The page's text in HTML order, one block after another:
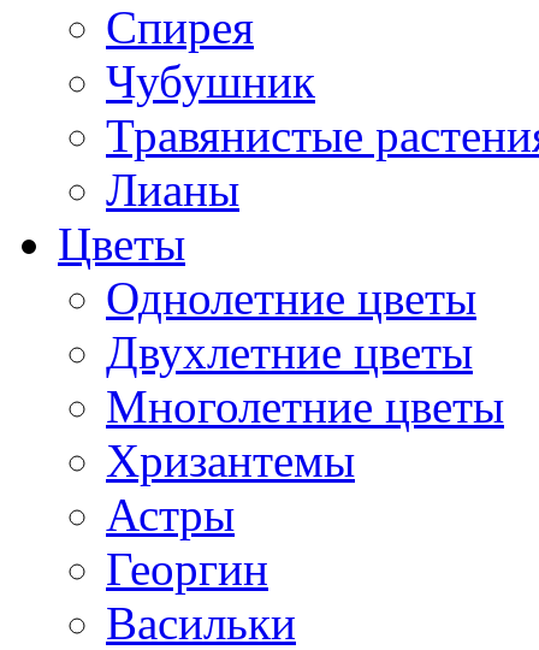
Спирея
Чубушник
Травянистые
Лианы
Цветы
Однолетние цветы
Двухлетние цветы
Многолетние цветы
Хризантемы
Астры
Георгин
Васильки